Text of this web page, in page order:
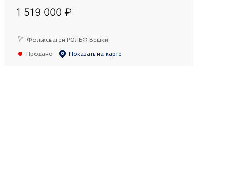
1 519 000 ₽
Фольксваген РОЛЬФ Вешки
Продано
Показать на карте